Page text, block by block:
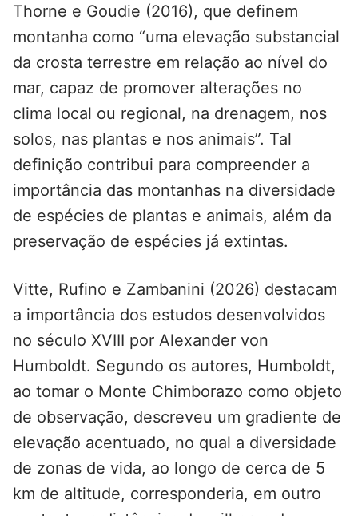
Thorne e Goudie (2016), que definem
montanha como “uma elevação substancial
da crosta terrestre em relação ao nível do
mar, capaz de promover alterações no
clima local ou regional, na drenagem, nos
solos, nas plantas e nos animais”. Tal
definição contribui para compreender a
importância das montanhas na diversidade
de espécies de plantas e animais, além da
preservação de espécies já extintas.
Vitte, Rufino e Zambanini (2026) destacam
a importância dos estudos desenvolvidos
no século XVIII por Alexander von
Humboldt. Segundo os autores, Humboldt,
ao tomar o Monte Chimborazo como objeto
de observação, descreveu um gradiente de
elevação acentuado, no qual a diversidade
de zonas de vida, ao longo de cerca de 5
km de altitude, corresponderia, em outro